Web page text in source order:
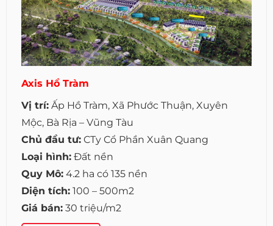
Axis Hồ Tràm
Vị trí: Ấp Hồ Tràm, Xã Phước Thuận, Xuyên
Mộc, Bà Rịa – Vũng Tàu
Chủ đầu tư: CTy Cổ Phần Xuân Quang
Loại hình: Đất nền
Quy Mô: 4.2 ha có 135 nền
Diện tích: 100 – 500m2
Giá bán: 30 triệu/m2